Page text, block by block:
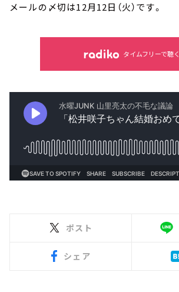
メールの〆切は12月12日（火）です。
タイムフリーで聴く
ポスト
シェア